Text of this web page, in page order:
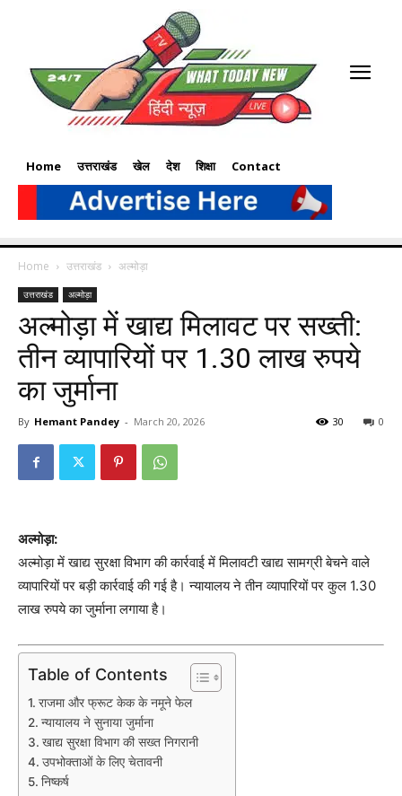
Home उत्तराखंड खेल देश शिक्षा Contact
Home उत्तराखंड अल्मोड़ा
उत्तराखंड अल्मोड़ा
अल्मोड़ा में खाद्य मिलावट पर सख्ती:
तीन व्यापारियों पर 1.30 लाख रुपये
का जुर्माना
By Hemant Pandey - March 20, 2026 0
30
अल्मोड़ा:
अल्मोड़ा में खाद्य सुरक्षा विभाग की कार्रवाई में मिलावटी खाद्य सामग्री बेचने वाले
व्यापारियों पर बड़ी कार्रवाई की गई है। न्यायालय ने तीन व्यापारियों पर कुल 1.30
लाख रुपये का जुर्माना लगाया है।
Table of Contents
राजमा और फ्रूट केक के नमूने फेल
न्यायालय ने सुनाया जुर्माना
खाद्य सुरक्षा विभाग की सख्त निगरानी
उपभोक्ताओं के लिए चेतावनी
निष्कर्ष